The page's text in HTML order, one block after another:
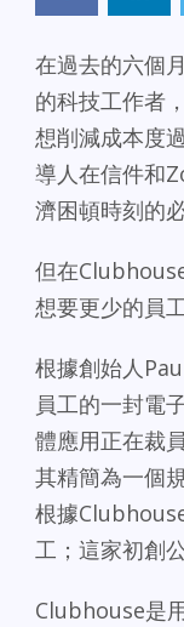
在過去的六個
的科技工作者
想削減成本度
導人在信件和
濟困頓時刻的
但在
想要更少的員工
根據創始人
員工的一封電
體應用正在裁
其精簡為一個
根據
工；這家初創
Clubhouse是